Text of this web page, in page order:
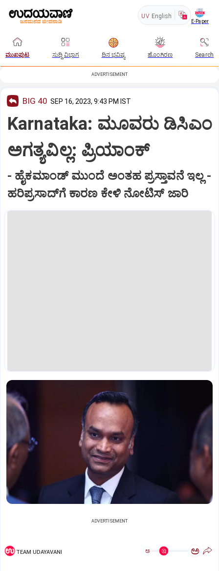
UV English
E-Paper
ಮುಖಪುಟ ಸುದ್ದಿ ವಿಭಾಗ ದಿನ ಭವಿಷ್ಯ ಹೊಂಗಿರಣ Search
ADVERTISEMENT
BIG 40 SEP 16, 2023, 9:43 PM IST
Karnataka: ಮೂವರು ಡಿಸಿಎಂ
ಅಗತ್ಯವಿಲ್ಲ: ಪ್ರಿಯಾಂಕ್‌
- ಹೈಕಮಾಂಡ್‌ ಮುಂದೆ ಅಂತಹ ಪ್ರಸ್ತಾವನೆ ಇಲ್ಲ -
ಹರಿಪ್ರಸಾದ್‌ಗೆ ಕಾರಣ ಕೇಳಿ ನೋಟಿಸ್‌ ಜಾರಿ
ADVERTISEMENT
TEAM UDAYAVANI ಅ ಅ